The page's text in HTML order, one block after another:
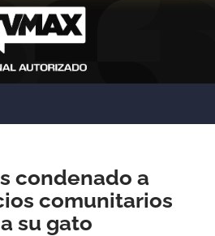
condenado a
comunitarios
su gato